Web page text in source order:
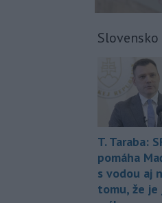
Slovensko
T. Taraba:
pomáha
s vodou aj
tomu, že je